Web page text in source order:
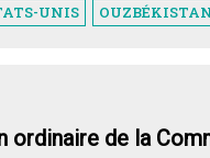
UNIS
ordinaire de la